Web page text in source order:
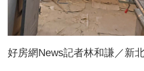
好房網News記者林和謙／新